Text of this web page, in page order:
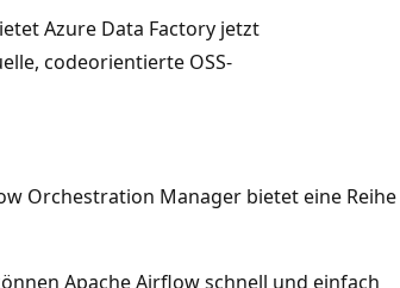
Azure Data Factory jetzt
codeorientierte OSS-
Orchestration Manager bietet eine Reihe
Apache Airflow schnell und einfach